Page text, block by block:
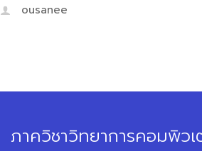
ousanee
ภาควิชาวิทยาการคอมพิวเ